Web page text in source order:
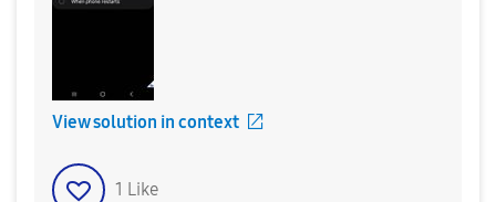
View solution in context
1 Like